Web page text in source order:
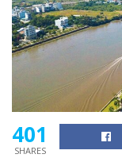
401
SHARES